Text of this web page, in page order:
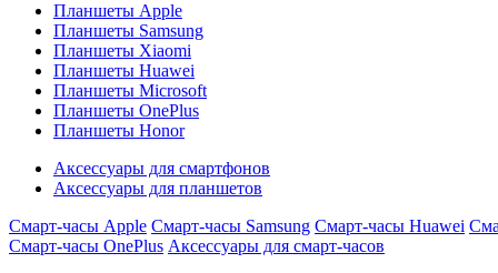
Планшеты Apple
Планшеты Samsung
Планшеты Xiaomi
Планшеты Huawei
Планшеты Microsoft
Планшеты OnePlus
Планшеты Honor
Аксессуары для смартфонов
Аксессуары для планшетов
Смарт-часы Apple Смарт-часы Samsung Смарт-часы Huawei
Смарт-часы OnePlus Аксессуары для смарт-часов